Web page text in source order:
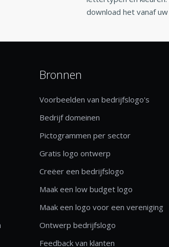
download het vanaf uw
Bronnen
Voorbeelden van bedrijfslogo's
Bedrijf domeinen
Pictogrammen per sector
Gratis logo ontwerp
Creëer een bedrijfslogo
Maak een low budget logo
Maak een logo voor een vereniging
Ontwerp bedrijfslogo
Feedback van klanten